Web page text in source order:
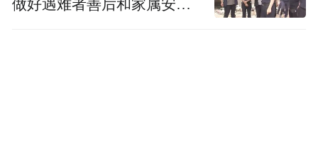
做好遇难者善后和家属安抚